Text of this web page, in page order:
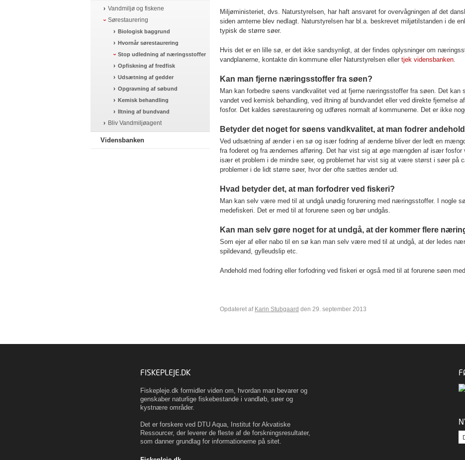
Vandmiljø og fiskene
Sørestaurering
Biologisk baggrund
Hvornår sørestaurering
Stop udledning af næringsstoffer
Opfiskning af fredfisk
Udsætning af gedder
Opgravning af søbund
Kemisk behandling
Iltning af bundvand
Bliv Vandmiljøagent
Vidensbanken
Miljøministeriet, dvs. Naturstyrelsen, har haft ansvaret for overvågningen af det
siden amterne blev nedlagt. Naturstyrelsen har bl.a. beskrevet miljøtilstanden i de
typisk de større søer.
Hvis det er en lille sø, er det ikke sandsynligt, at der findes oplysninger om
vandplanerne, kontakte din kommune eller Naturstyrelsen eller tjek vidensbanken.
Kan man fjerne næringsstoffer fra søen?
Man kan forbedre søens vandkvalitet ved at fjerne næringsstoffer fra søen. Det
vandet ved kemisk behandling, ved iltning af bundvandet eller ved direkte fjernelse
fosfor. Det kaldes sørestaurering og udføres normalt af kommunerne. Det er ikke
Betyder det noget for søens vandkvalitet, at man fodrer
Ved udsætning af ænder i en sø og især fodring af ænderne bliver der ledt en
fra foderet og fra ændernes afføring. Det har vist sig at øge mængden af især
især et problem i de mindre søer, og problemet har vist sig at være størst i søer på
problemer i de lidt større søer, hvor der ofte sættes ænder ud.
Hvad betyder det, at man forfodrer ved fiskeri?
Man kan selv være med til at undgå unødig forurening med næringsstoffer. I nogle
medefiskeri. Det er med til at forurene søen og bør undgås.
Kan man selv gøre noget for at undgå, at der kommer flere
Som ejer af eller nabo til en sø kan man selv være med til at undgå, at der ledes
spildevand, gylleudslip etc.
Andehold med fodring eller forfodring ved fiskeri er også med til at forurene søen
Opdateret af Karin Stubgaard den 29. september 2013
FISKEPLEJE.DK
Fiskepleje.dk formidler viden om, hvordan man bevarer og
genskaber naturlige fiskebestande i vandløb, søer og
kystnære områder.
Det er forskere ved DTU Aqua, Institut for Akvatiske
Ressourcer, der leverer de fleste af de forskningsresultater,
som danner grundlag for informationerne på sitet.